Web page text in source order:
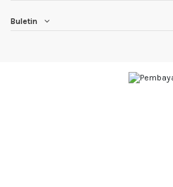
Buletin